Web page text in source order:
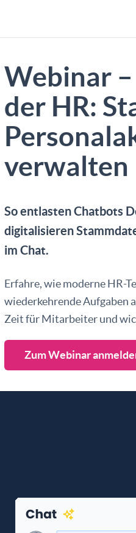
Webinar
der HR:
verwalten
So entlasten Chatbots
digitalisieren
im Chat.
Erfahre, wie moderne HR-
wiederkehrende Aufgaben
Zeit für Mitarbeiter und
Zum Webinar